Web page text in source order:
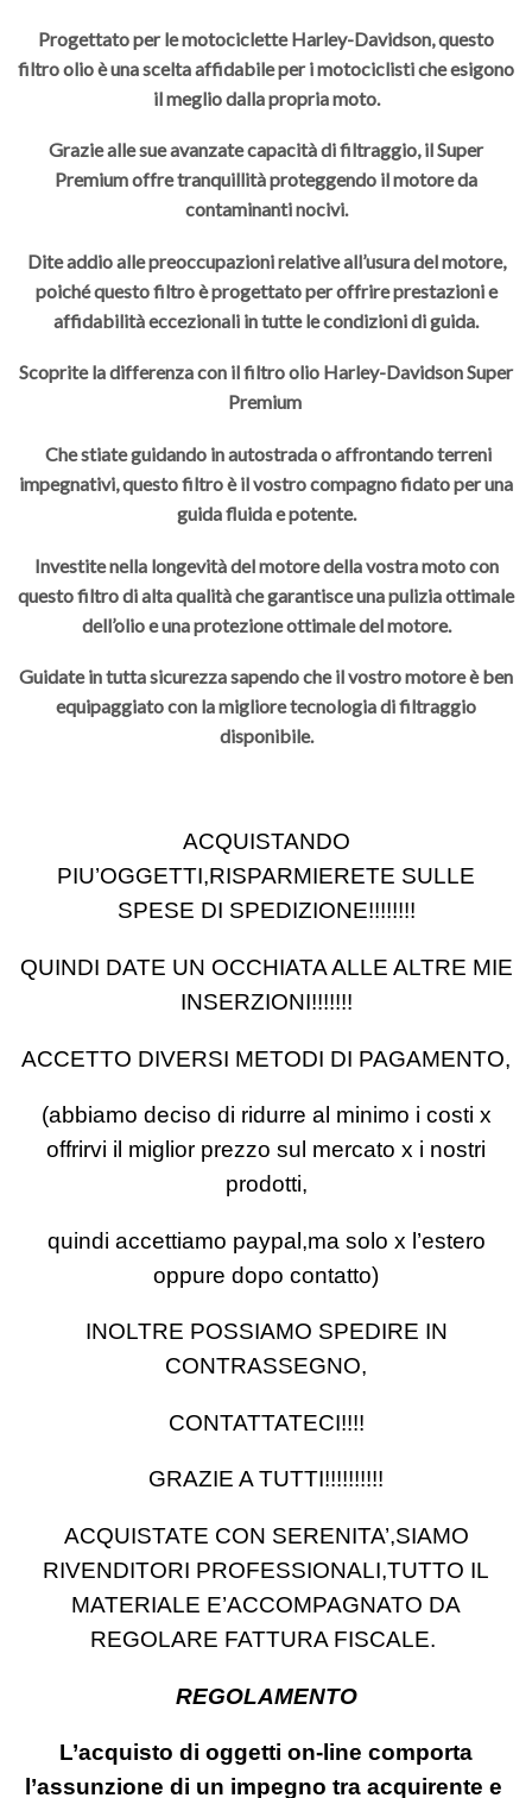
Progettato per le motociclette Harley-Davidson, questo
filtro olio è una scelta affidabile per i motociclisti che esigono
il meglio dalla propria moto.
Grazie alle sue avanzate capacità di filtraggio, il Super
Premium offre tranquillità proteggendo il motore da
contaminanti nocivi.
Dite addio alle preoccupazioni relative all’usura del motore,
poiché questo filtro è progettato per offrire prestazioni e
affidabilità eccezionali in tutte le condizioni di guida.
Scoprite la differenza con il filtro olio Harley-Davidson Super
Premium
Che stiate guidando in autostrada o affrontando terreni
impegnativi, questo filtro è il vostro compagno fidato per una
guida fluida e potente.
Investite nella longevità del motore della vostra moto con
questo filtro di alta qualità che garantisce una pulizia ottimale
dell’olio e una protezione ottimale del motore.
Guidate in tutta sicurezza sapendo che il vostro motore è ben
equipaggiato con la migliore tecnologia di filtraggio
disponibile.
ACQUISTANDO
PIU’OGGETTI,RISPARMIERETE SULLE
SPESE DI SPEDIZIONE!!!!!!!!
QUINDI DATE UN OCCHIATA ALLE ALTRE MIE
INSERZIONI!!!!!!!
ACCETTO DIVERSI METODI DI PAGAMENTO,
(abbiamo deciso di ridurre al minimo i costi x
offrirvi il miglior prezzo sul mercato x i nostri
prodotti,
quindi accettiamo paypal,ma solo x l’estero
oppure dopo contatto)
INOLTRE POSSIAMO SPEDIRE IN
CONTRASSEGNO,
CONTATTATECI!!!!
GRAZIE A TUTTI!!!!!!!!!!
ACQUISTATE CON SERENITA’,SIAMO
RIVENDITORI PROFESSIONALI,TUTTO IL
MATERIALE E’ACCOMPAGNATO DA
REGOLARE FATTURA FISCALE.
REGOLAMENTO
L’acquisto di oggetti on-line comporta
l’assunzione di un impegno tra acquirente e